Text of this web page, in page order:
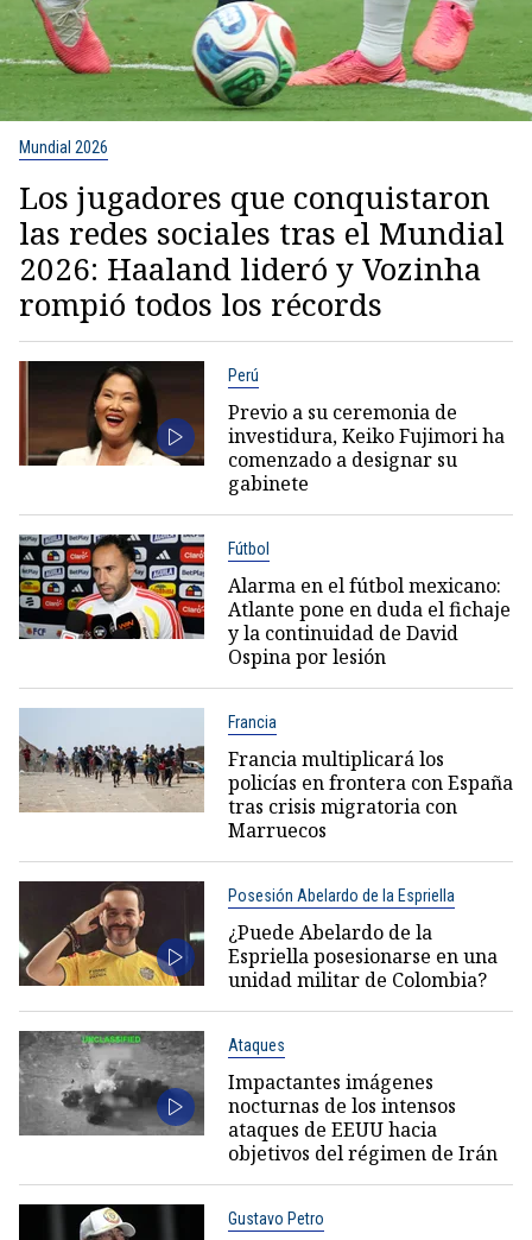
Mundial 2026
Los jugadores que conquistaron
las redes sociales tras el Mundial
2026: Haaland lideró y Vozinha
rompió todos los récords
Perú
Previo a su ceremonia de
investidura, Keiko Fujimori ha
comenzado a designar su
gabinete
Fútbol
Alarma en el fútbol mexicano:
Atlante pone en duda el fichaje
y la continuidad de David
Ospina por lesión
Francia
Francia multiplicará los
policías en frontera con España
tras crisis migratoria con
Marruecos
Posesión Abelardo de la Espriella
¿Puede Abelardo de la
Espriella posesionarse en una
unidad militar de Colombia?
Ataques
Impactantes imágenes
nocturnas de los intensos
ataques de EEUU hacia
objetivos del régimen de Irán
Gustavo Petro